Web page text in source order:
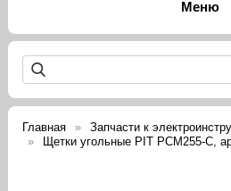
Главная Запчасти к
Щетки угольные PIT PCM255-C,